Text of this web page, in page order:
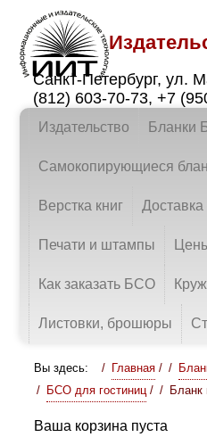
Санкт-Петербург,ул.
(812) 603-70-73,+7
Издательство Бланки
Самокопирующиеся
Верстка книг Доставка
Печати и штампы
Как заказать БСО
Листовки, брошюры
Вы здесь: Главная /
БСО для гостиниц / Бланк
Ваша корзина пуста